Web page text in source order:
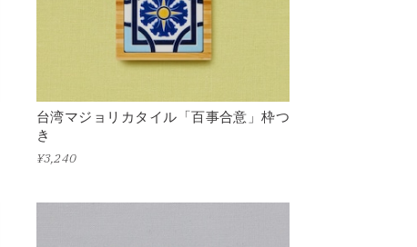
台湾マジョリカタイル「百事合意」枠つ
き
¥3,240